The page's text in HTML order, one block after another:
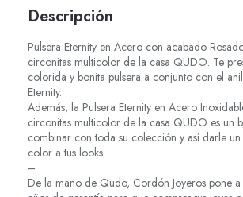
Descripción
Pulsera Eternity en Acero con acabado
circonitas multicolor de la casa QUDO. Te
colorida y bonita pulsera a conjunto con el
Eternity.
Además, la Pulsera Eternity en Acero
circonitas multicolor de la casa QUDO es un
combinar con toda su colección y así darle
color a tus looks.
–
De la mano de Qudo, Cordón Joyeros pone